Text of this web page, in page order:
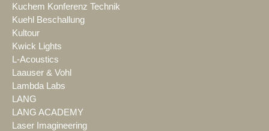
Kuchem Konferenz Technik
Kuehl Beschallung
Kultour
Kwick Lights
L-Acoustics
Laauser & Vohl
Lambda Labs
LANG
LANG ACADEMY
Laser Imagineering